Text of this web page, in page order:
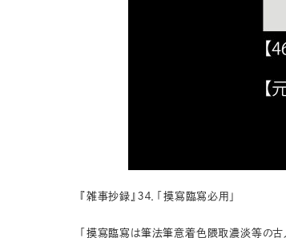
『雑事抄録』３４．「摸寫臨寫必用」
「摸寫臨寫は筆法筆意着色隈取濃淡等の